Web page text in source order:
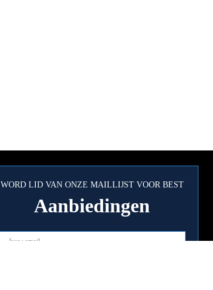
WORD LID VAN ONZE MAILLIJST VOOR BEST
Aanbiedingen